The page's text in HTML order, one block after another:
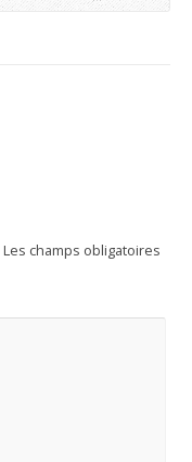
Les champs obligatoires